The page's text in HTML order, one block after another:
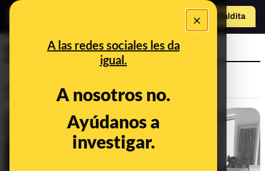
×
A las redes sociales les da
igual.
A nosotros no.
Ayúdanos a
investigar.
Hazte Maldito
a